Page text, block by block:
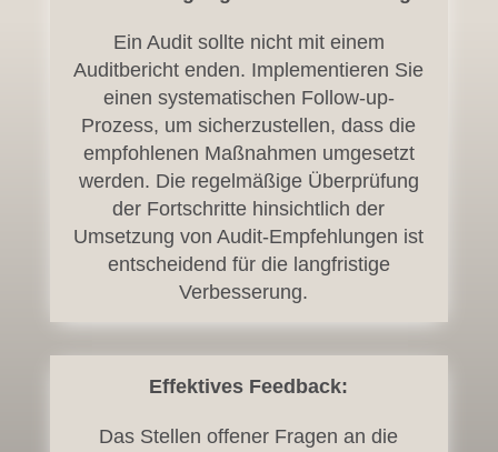
Ein Audit sollte nicht mit einem
Auditbericht enden. Implementieren Sie
einen systematischen Follow-up-
Prozess, um sicherzustellen, dass die
empfohlenen Maßnahmen umgesetzt
werden. Die regelmäßige Überprüfung
der Fortschritte hinsichtlich der
Umsetzung von Audit-Empfehlungen ist
entscheidend für die langfristige
Verbesserung.
Effektives Feedback:
Das Stellen offener Fragen an die